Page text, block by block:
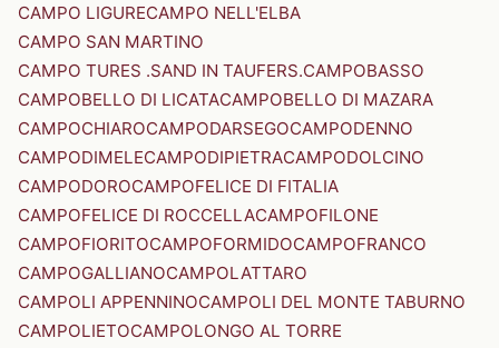
CAMPO LIGURECAMPO NELL'ELBA
CAMPO SAN MARTINO
CAMPO TURES .SAND IN TAUFERS.CAMPOBASSO
CAMPOBELLO DI LICATACAMPOBELLO DI MAZARA
CAMPOCHIAROCAMPODARSEGOCAMPODENNO
CAMPODIMELECAMPODIPIETRACAMPODOLCINO
CAMPODOROCAMPOFELICE DI FITALIA
CAMPOFELICE DI ROCCELLACAMPOFILONE
CAMPOFIORITOCAMPOFORMIDOCAMPOFRANCO
CAMPOGALLIANOCAMPOLATTARO
CAMPOLI APPENNINOCAMPOLI DEL MONTE TABURNO
CAMPOLIETOCAMPOLONGO AL TORRE